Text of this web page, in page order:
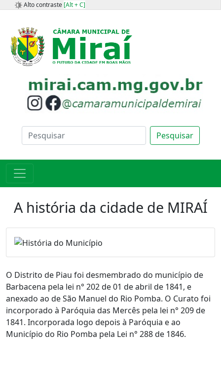
Alto contraste [Alt + C]
Pesquisar
A história da cidade de MIRAÍ
O Distrito de Piau foi desmembrado do município de
Barbacena pela lei n° 202 de 01 de abril de 1841, e
anexado ao de São Manuel do Rio Pomba. O Curato foi
incorporado à Paróquia das Mercês pela lei n° 209 de
1841. Incorporada logo depois à Paróquia e ao
Município do Rio Pomba pela Lei n° 288 de 1846.